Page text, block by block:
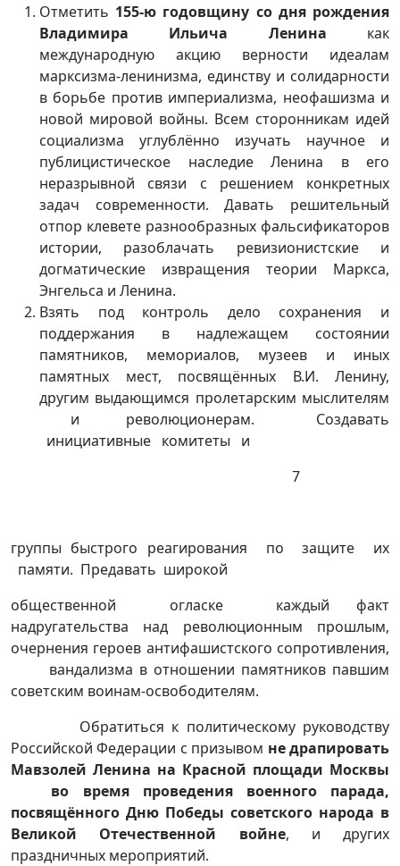
Отметить 155-ю годовщину со дня рождения
Владимира Ильича Ленина как
международную акцию верности идеалам
марксизма-ленинизма, единству и солидарности
в борьбе против империализма, неофашизма и
новой мировой войны. Всем сторонникам идей
социализма углублённо изучать научное и
публицистическое наследие Ленина в его
неразрывной связи с решением конкретных
задач современности. Давать решительный
отпор клевете разнообразных фальсификаторов
истории, разоблачать ревизионистские и
догматические извращения теории Маркса,
Энгельса и Ленина.
Взять под контроль дело сохранения и
поддержания в надлежащем состоянии
памятников, мемориалов, музеев и иных
памятных мест, посвящённых В.И. Ленину,
другим выдающимся пролетарским мыслителям
и революционерам. Создавать
инициативные комитеты и
7
группы быстрого реагирования по защите их
памяти. Предавать широкой
общественной огласке каждый факт
надругательства над революционным прошлым,
очернения героев антифашистского сопротивления,
вандализма в отношении памятников павшим
советским воинам-освободителям.
Обратиться к политическому руководству
Российской Федерации с призывом не драпировать
Мавзолей Ленина на Красной площади Москвы
во время проведения военного парада,
посвящённого Дню Победы советского народа в
Великой Отечественной войне, и других
праздничных мероприятий.